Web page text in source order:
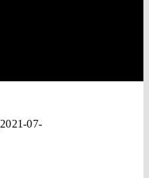
2021-07-